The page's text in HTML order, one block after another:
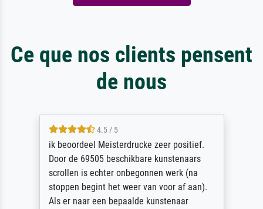
Ce que nos clients pensent
de nous
4.5 / 5
ik beoordeel Meisterdrucke zeer positief.
Door de 69505 beschikbare kunstenaars
scrollen is echter onbegonnen werk (na
stoppen begint het weer van voor af aan).
Als er naar een bepaalde kunstenaar